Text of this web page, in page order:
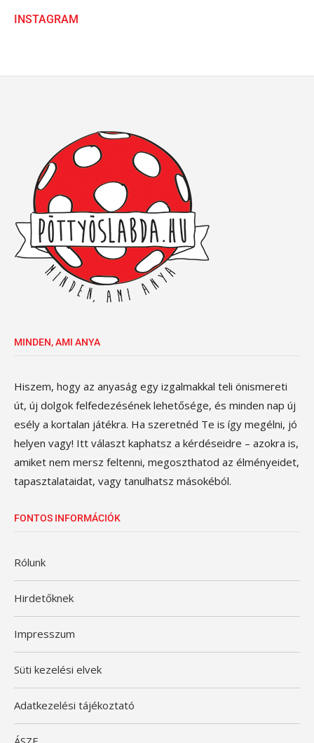
INSTAGRAM
MINDEN, AMI ANYA
Hiszem, hogy az anyaság egy izgalmakkal teli önismereti
út, új dolgok felfedezésének lehetősége, és minden nap új
esély a kortalan játékra. Ha szeretnéd Te is így megélni, jó
helyen vagy! Itt választ kaphatsz a kérdéseidre – azokra is,
amiket nem mersz feltenni, megoszthatod az élményeidet,
tapasztalataidat, vagy tanulhatsz másokéból.
FONTOS INFORMÁCIÓK
Rólunk
Hirdetőknek
Impresszum
Süti kezelési elvek
Adatkezelési tájékoztató